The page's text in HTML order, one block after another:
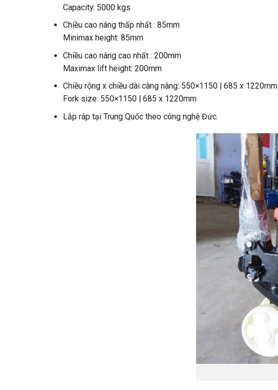
Capacity: 5000 kgs
Chiều cao nâng thấp nhất : 85mm
Minimax height: 85mm
Chiều cao nâng cao nhất : 200mm
Maximax lift height: 200mm
Chiều rộng x chiều dài càng nâng: 550×1150 | 685 x 1220mm
Fork size: 550×1150 | 685 x 1220mm
Lắp ráp tại Trung Quốc theo công nghệ Đức.